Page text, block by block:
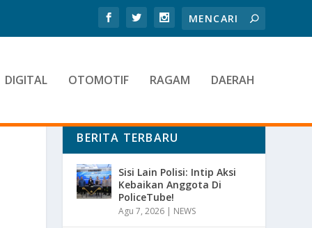
DIGITAL OTOMOTIF RAGAM DAERAH
BERITA TERBARU
Sisi Lain Polisi: Intip Aksi
Kebaikan Anggota Di
PoliceTube!
Agu 7, 2026 | NEWS